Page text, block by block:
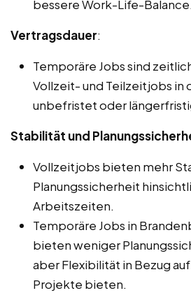
bessere Work-Life-Balance.
Vertragsdauer:
Temporäre Jobs sind
Vollzeit- und Teilzeitjobs in
unbefristet oder
Stabilität und
Vollzeitjobs bieten mehr
Planungssicherheit
Arbeitszeiten.
Temporäre Jobs in
bieten weniger
aber Flexibilität in Bezug
Projekte bieten.